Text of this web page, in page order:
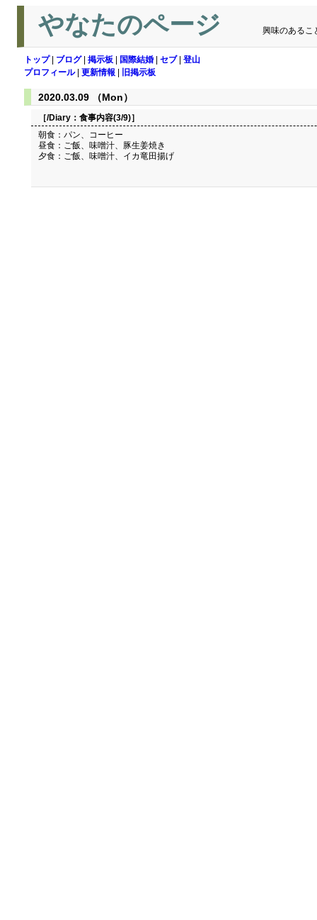
やなたのページ 興味のあるこ
トップ| ブログ| 掲示板 国際結婚 セブ| 登山
プロフィール| 更新情報 旧掲示板
2020.03.09 （Mon）
［/Diary： 食事内容(3/9)］
朝食：パン、コーヒー
昼食：ご飯、味噌汁、豚生姜焼き
夕食：ご飯、味噌汁、イカ竜田揚げ